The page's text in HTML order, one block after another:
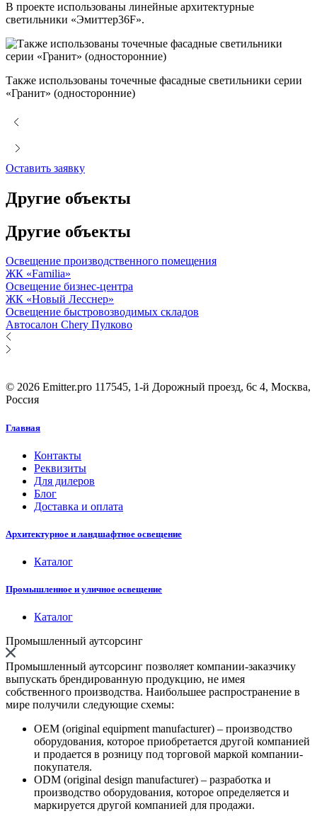
В проекте использованы линейные архитектурные
светильники «Эмиттер36F».
Также использованы точечные фасадные светильники серии
«Гранит» (односторонние)
Оставить заявку
Другие объекты
Другие объекты
Освещение производственного помещения
ЖК «Familia»
Освещение бизнес-центра
ЖК «Новый Лесснер»
Освещение быстровозводимых складов
Автосалон Chery Пулково
© 2026 Emitter.pro 117545, 1-й Дорожный проезд, 6с 4, Москва,
Россия
Главная
Контакты
Реквизиты
Для дилеров
Блог
Доставка и оплата
Архитектурное и ландшафтное освещение
Каталог
Промышленное и уличное освещение
Каталог
Промышленный аутсорсинг
Промышленный аутсорсинг позволяет компании-заказчику
выпускать брендированную продукцию, не имея
собственного производства. Наибольшее распространение в
мире получили следующие схемы:
OEM (original equipment manufacturer) – производство
оборудования, которое приобретается другой компанией
и продается в розницу под торговой маркой компании-
покупателя.
ODM (original design manufacturer) – разработка и
производство оборудования, которое определяется и
маркируется другой компанией для продажи.